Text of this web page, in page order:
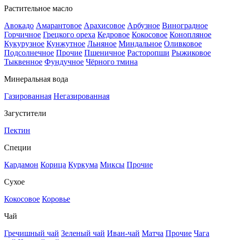
Растительное масло
Авокадо Амарантовое Арахисовое Арбузное Виноградное
Горчичное Грецкого ореха Кедровое Кокосовое Конопляное
Кукурузное Кунжутное Льняное Миндальное Оливковое
Подсолнечное Прочие Пшеничное Расторопши Рыжиковое
Тыквенное Фундучное Чёрного тмина
Минеральная вода
Газированная Негазированная
Загустители
Пектин
Специи
Кардамон Корица Куркума Миксы Прочие
Сухое
Кокосовое Коровье
Чай
Гречишный чай Зеленый чай Иван-чай Матча Прочие Чага